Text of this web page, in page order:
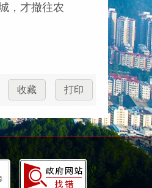
，才撤往农
打印
收藏